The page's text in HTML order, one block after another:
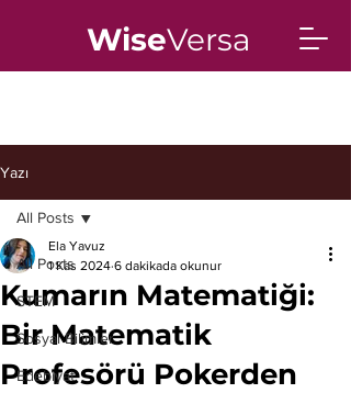
WiseVersa
Yazı
All Posts
STEM
Sosyal Bilimler
Edebiyat
All Posts
Kumarın Matematiği:
Bir Matematik
Profesörü Pokerden
Ela Yavuz
1 Kas 2024 6 dakikada okunur